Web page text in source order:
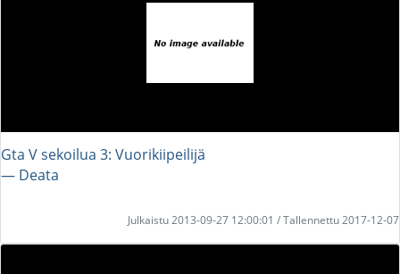
Gta V sekoilua 3: Vuorikiipeilijä
― Deata
Julkaistu 2013-09-27 12:00:01 / Tallennettu 2017-12-07